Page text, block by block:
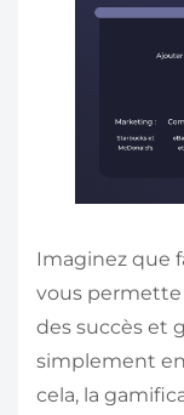
Imaginez que
vous
des succès et
simplement en
cela, la